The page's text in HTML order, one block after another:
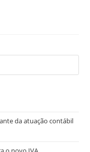
da atuação contábil